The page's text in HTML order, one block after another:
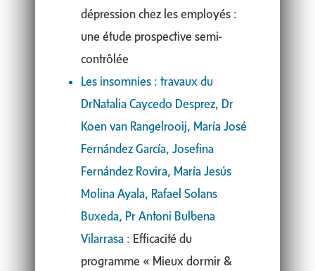
dépression chez les employés :
une étude prospective semi-
contrôlée
Les insomnies : travaux du
DrNatalia Caycedo Desprez, Dr
Koen van Rangelrooij, María José
Fernández García, Josefina
Fernández Rovira, María Jesús
Molina Ayala, Rafael Solans
Buxeda, Pr Antoni Bulbena
Vilarrasa : Efficacité du
programme « Mieux dormir &